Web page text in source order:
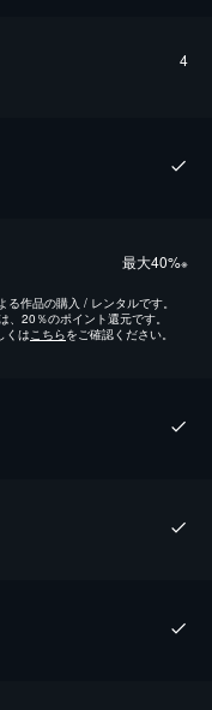
4
最⼤40%※
作品の購入 / レンタルです。
20％のポイント還元です。
くはこちらをご確認ください。